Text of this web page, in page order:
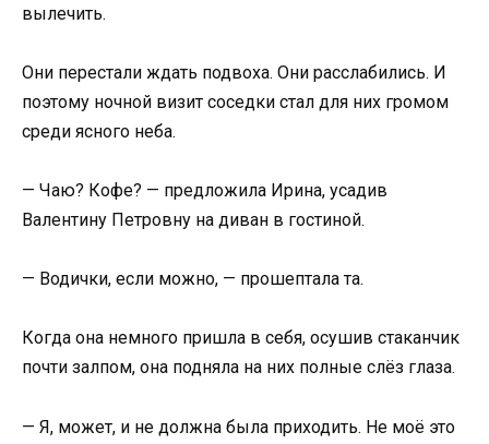
вылечить.
Они перестали ждать подвоха. Они расслабились. И
поэтому ночной визит соседки стал для них громом
среди ясного неба.
— Чаю? Кофе? — предложила Ирина, усадив
Валентину Петровну на диван в гостиной.
— Водички, если можно, — прошептала та.
Когда она немного пришла в себя, осушив стаканчик
почти залпом, она подняла на них полные слёз глаза.
— Я, может, и не должна была приходить. Не моё это